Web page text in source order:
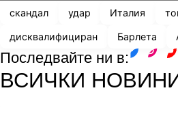
скандал удар Италия
дисквалифициран Барлета
Последвайте ни в:
ВСИЧКИ